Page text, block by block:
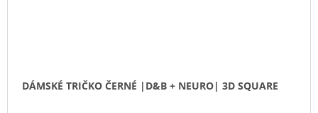
DÁMSKÉ TRIČKO ČERNÉ |D&B + NEURO| 3D SQUARE